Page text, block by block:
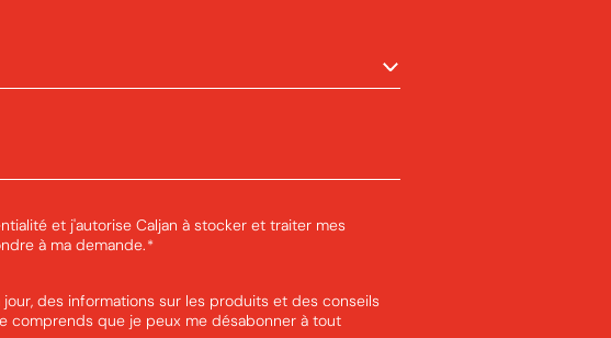
et j'autorise Caljan à stocker et traiter mes
à ma demande.*
des informations sur les produits et des conseils
comprends que je peux me désabonner à tout